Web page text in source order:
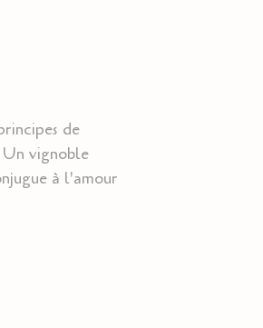
de
vignoble
à l'amour